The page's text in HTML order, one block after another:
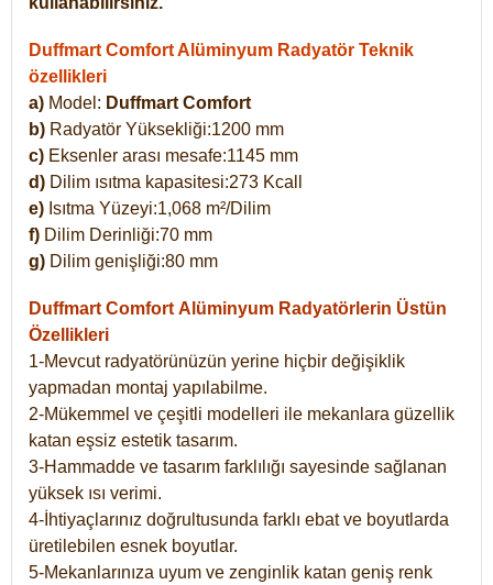
Duffmart Comfort Alüminyum Radyatör Teknik
özellikleri
a) Model: Duffmart Comfort
b) Radyatör Yüksekliği:1200 mm
c) Eksenler arası mesafe:1145 mm
d) Dilim ısıtma kapasitesi:273 Kcall
e) Isıtma Yüzeyi:1,068 m²/Dilim
f) Dilim Derinliği:70 mm
g) Dilim genişliği:80 mm
Duffmart Comfort Alüminyum Radyatörlerin Üstün
Özellikleri
1-Mevcut radyatörünüzün yerine hiçbir değişiklik
yapmadan montaj yapılabilme.
2-Mükemmel ve çeşitli modelleri ile mekanlara güzellik
katan eşsiz estetik tasarım.
3-Hammadde ve tasarım farklılığı sayesinde sağlanan
yüksek ısı verimi.
4-İhtiyaçlarınız doğrultusunda farklı ebat ve boyutlarda
üretilebilen esnek boyutlar.
5-Mekanlarınıza uyum ve zenginlik katan geniş renk